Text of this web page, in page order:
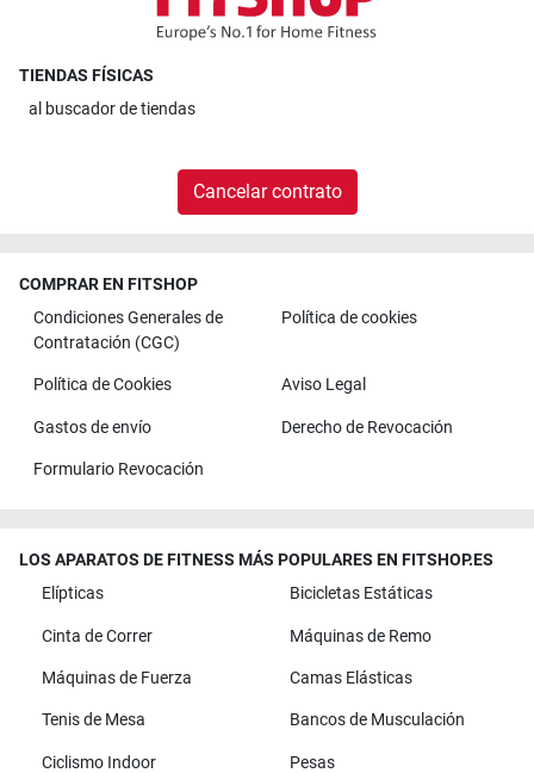
TIENDAS FÍSICAS
al buscador de tiendas
Cancelar contrato
COMPRAR EN FITSHOP
Condiciones Generales de
Contratación (CGC)
Política de cookies
Política de Cookies Aviso Legal
Gastos de envío Derecho de Revocación
Formulario Revocación
LOS APARATOS DE FITNESS MÁS POPULARES EN FITSHOP.ES
Elípticas
Bicicletas Estáticas
Cinta de Correr Máquinas de Remo
Máquinas de Fuerza Camas Elásticas
Tenis de Mesa Bancos de Musculación
Ciclismo Indoor Pesas